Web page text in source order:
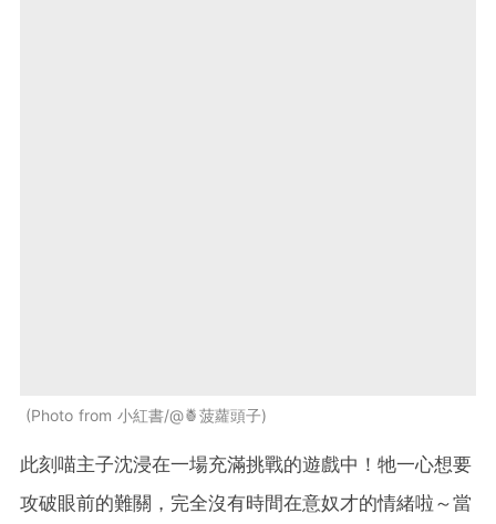
Photo from 小紅書/@🍍菠蘿頭子
此刻喵主子沈浸在一場充滿挑戰的遊戲中！牠一心想要
攻破眼前的難關，完全沒有時間在意奴才的情緒啦～當